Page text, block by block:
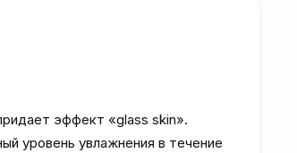
эффект «glass skin».
уровень увлажнения в течение